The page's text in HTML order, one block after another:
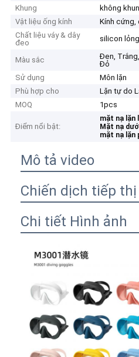
Khung
không
Vật liệu ống kính
Kính cứng,
Chất liệu váy & dây
đeo
silicon lỏng
Màu sắc
Đen,
Đỏ
Sử dụng
Môn lặn
Phù hợp cho
Lặn tự do
MOQ
1pcs
Điểm nổi bật:
mặt nạ lặn
Mặt nạ
mặt nạ lặn
Mô tả video
Chiến dịch tiếp thị
Chi tiết Hình ảnh